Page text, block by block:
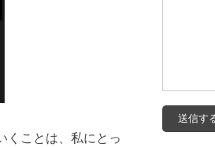
くことは、私にとっ